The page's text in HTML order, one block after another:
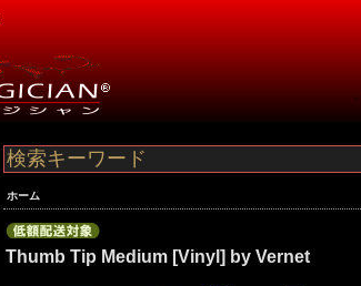
ホーム
Thumb Tip Medium [Vinyl] by Vernet